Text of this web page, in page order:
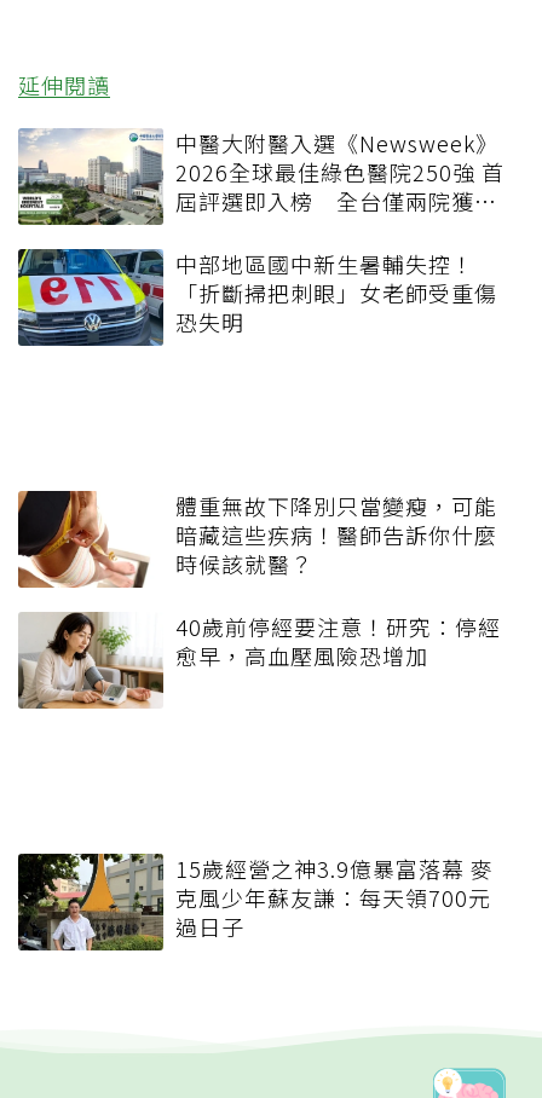
延伸閱讀
中醫大附醫入選《Newsweek》
2026全球最佳綠色醫院250強 首
屆評選即入榜 全台僅兩院獲
中部地區國中新生暑輔失控！
「折斷掃把刺眼」女老師受重傷
恐失明
體重無故下降別只當變瘦，可能
暗藏這些疾病！醫師告訴你什麼
時候該就醫？
40歲前停經要注意！研究：停經
愈早，高血壓風險恐增加
15歲經營之神3.9億暴富落幕 麥
克風少年蘇友謙：每天領700元
過日子